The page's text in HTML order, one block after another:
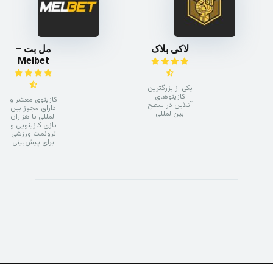
لاکی بلاک
یکی از بزرگترین
کازینوهای
آنلاین در سطح
بین‌المللی
مل بت –
Melbet
کازینوی معتبر و
دارای مجوز بین
المللی با هزاران
بازی کازینویی و
ترونمت ورزشی
برای پیش‌بینی